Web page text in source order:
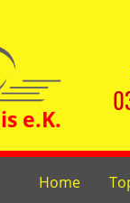
Home